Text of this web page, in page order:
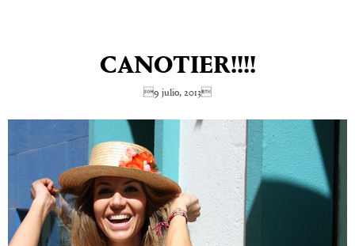
CANOTIER!!!!
9 julio, 2013